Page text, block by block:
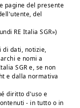
pagine del presente
del
RE Italia SGR»)
di dati, notizie,
e nomi a
SGR e, se non
e dalla normativa
diritto d'uso e
- in tutto o in